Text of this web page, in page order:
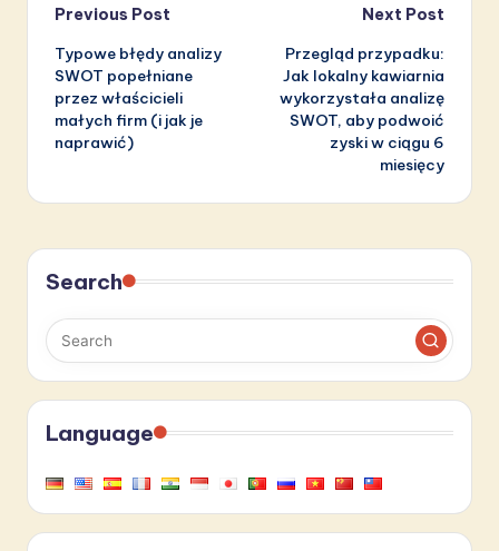
Post
navigation
Previous Post
Typowe błędy analizy
SWOT popełniane
przez właścicieli
małych firm (i jak je
naprawić)
Next Post
Przegląd przypadku:
Jak lokalny kawiarnia
wykorzystała analizę
SWOT, aby podwoić
zyski w ciągu 6
miesięcy
Search
Language